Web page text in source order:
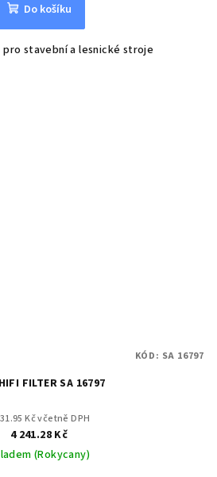
Do košíku
stavební a lesnické stroje
FILTER SA 16797
Kč včetně DPH
4 241.28 Kč
(Rokycany)
KÓD: SA 16797